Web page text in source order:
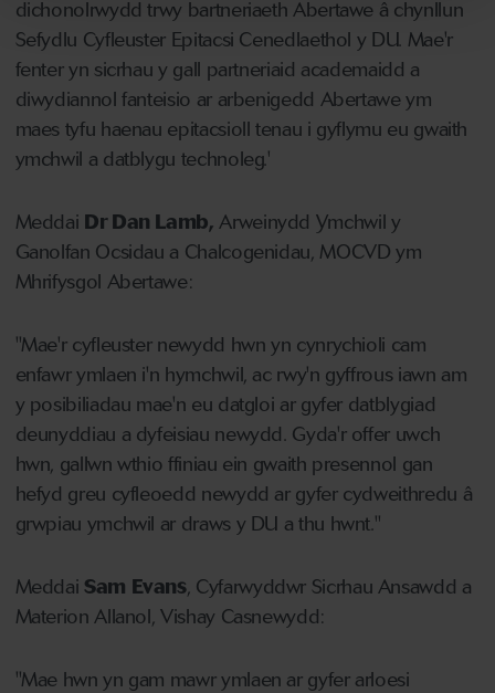
dichonolrwydd trwy bartneriaeth Abertawe â chynllun
Sefydlu Cyfleuster Epitacsi Cenedlaethol y DU. Mae'r
fenter yn sicrhau y gall partneriaid academaidd a
diwydiannol fanteisio ar arbenigedd Abertawe ym
maes tyfu haenau epitacsioll tenau i gyflymu eu gwaith
ymchwil a datblygu technoleg.'
Meddai Dr Dan Lamb, Arweinydd Ymchwil y
Ganolfan Ocsidau a Chalcogenidau, MOCVD ym
Mhrifysgol Abertawe:
"Mae'r cyfleuster newydd hwn yn cynrychioli cam
enfawr ymlaen i'n hymchwil, ac rwy'n gyffrous iawn am
y posibiliadau mae'n eu datgloi ar gyfer datblygiad
deunyddiau a dyfeisiau newydd. Gyda'r offer uwch
hwn, gallwn wthio ffiniau ein gwaith presennol gan
hefyd greu cyfleoedd newydd ar gyfer cydweithredu â
grwpiau ymchwil ar draws y DU a thu hwnt."
Meddai Sam Evans, Cyfarwyddwr Sicrhau Ansawdd a
Materion Allanol, Vishay Casnewydd:
"Mae hwn yn gam mawr ymlaen ar gyfer arloesi